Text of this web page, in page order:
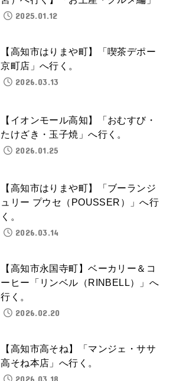
2025.01.12
【高知市はりまや町】「喫茶デポー
京町店」へ行く。
2026.03.13
【イオンモール高知】「おむすび・
たけざき・玉子焼」へ行く。
2026.01.25
【高知市はりまや町】「ブーランジ
ュリー プウセ（POUSSER）」へ行
く。
2026.03.14
【高知市永国寺町】ベーカリー＆コ
ーヒー「リンベル（RINBELL）」へ
行く。
2026.02.20
【高知市高そね】「マンジェ・ササ
高そね本店」へ行く。
2026.03.18